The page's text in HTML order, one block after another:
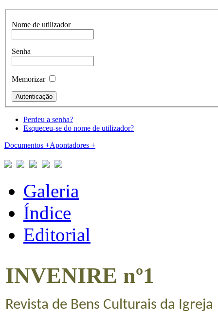
Nome de utilizador
Senha
Memorizar
Perdeu a senha?
Esqueceu-se do nome de utilizador?
Documentos +Apontadores +
Galeria
Índice
Editorial
INVENIRE nº1
Revista de Bens Culturais da Igreja